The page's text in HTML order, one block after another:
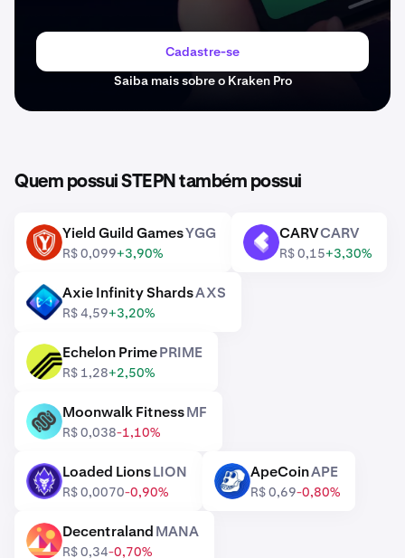
Cadastre-se
Saiba mais sobre o Kraken Pro
Quem possui STEPN também possui
YGG Yield Guild GamesYGG
R$ 0,099+3,90%
CARV CARVCARV
R$ 0,15+3,30%
AXS Axie Infinity ShardsAXS
R$ 4,59+3,20%
PRIME Echelon PrimePRIME
R$ 1,28+2,50%
MF Moonwalk FitnessMF
R$ 0,038-1,10%
LION Loaded LionsLION
R$ 0,0070-0,90%
APE ApeCoinAPE
R$ 0,69-0,80%
MANA DecentralandMANA
R$ 0,34-0,70%